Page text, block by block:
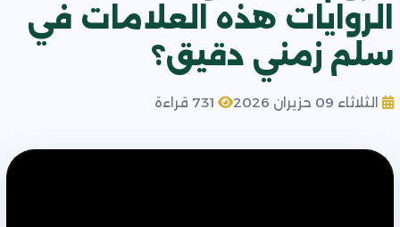
الروايات هذه العلامات في
سلم زمني دقيق؟
الثلاثاء 09 حزيران 2026